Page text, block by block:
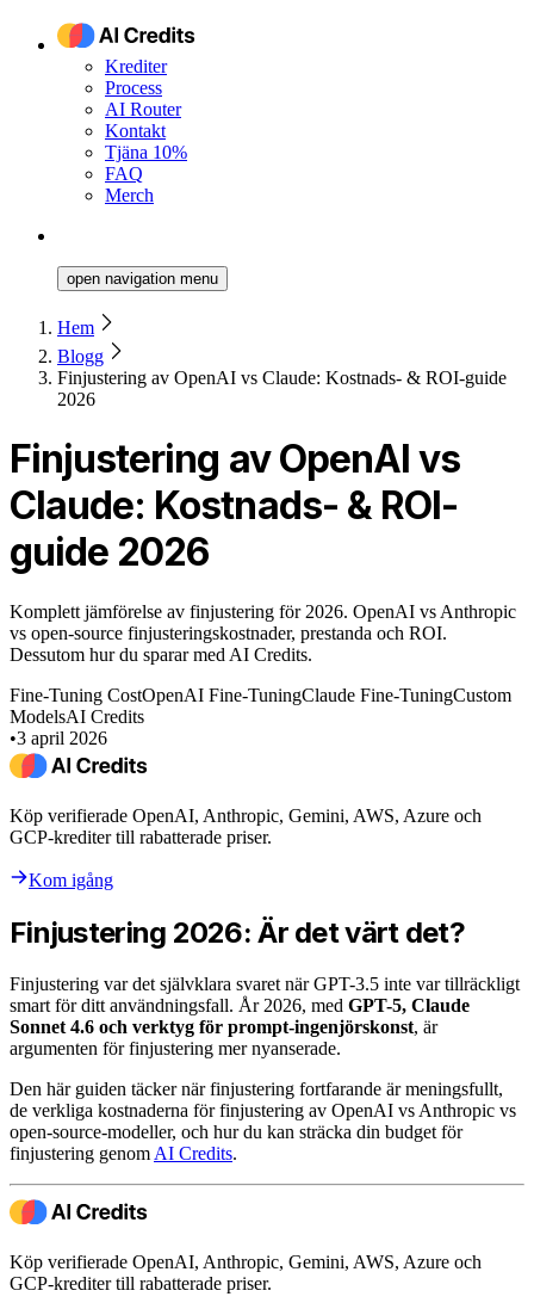
Krediter
Process
AI Router
Kontakt
Tjäna 10%
FAQ
Merch
open navigation menu
Hem
Blogg
Finjustering av OpenAI vs Claude: Kostnads- & ROI-guide
2026
Finjustering av OpenAI vs
Claude: Kostnads- & ROI-
guide 2026
Komplett jämförelse av finjustering för 2026. OpenAI vs Anthropic
vs open-source finjusteringskostnader, prestanda och ROI.
Dessutom hur du sparar med AI Credits.
Fine-Tuning CostOpenAI Fine-TuningClaude Fine-TuningCustom
ModelsAI Credits
•3 april 2026
Köp verifierade OpenAI, Anthropic, Gemini, AWS, Azure och
GCP-krediter till rabatterade priser.
Kom igång
Finjustering 2026: Är det värt det?
Finjustering var det självklara svaret när GPT-3.5 inte var tillräckligt
smart för ditt användningsfall. År 2026, med GPT-5, Claude
Sonnet 4.6 och verktyg för prompt-ingenjörskonst, är
argumenten för finjustering mer nyanserade.
Den här guiden täcker när finjustering fortfarande är meningsfullt,
de verkliga kostnaderna för finjustering av OpenAI vs Anthropic vs
open-source-modeller, och hur du kan sträcka din budget för
finjustering genom AI Credits.
Köp verifierade OpenAI, Anthropic, Gemini, AWS, Azure och
GCP-krediter till rabatterade priser.